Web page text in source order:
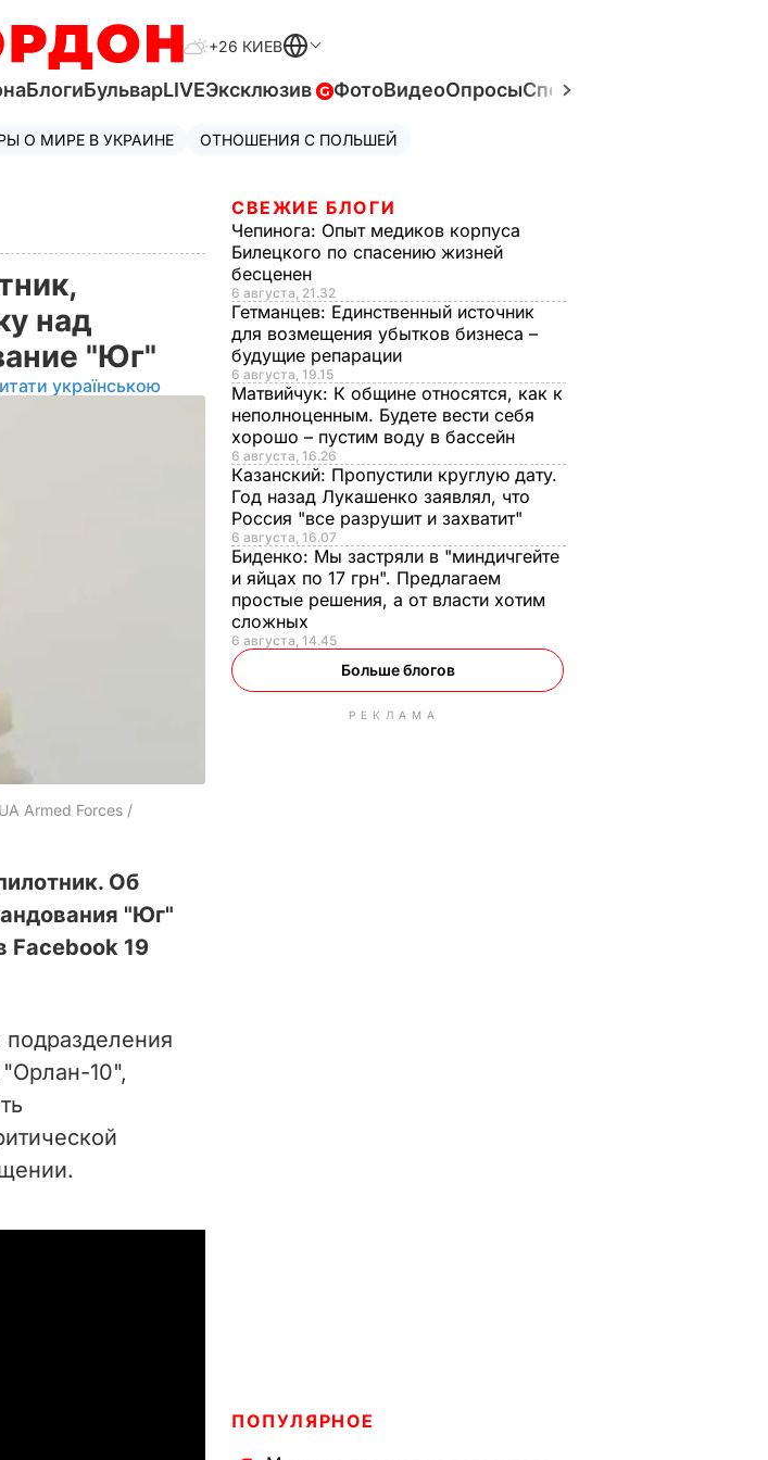
+26 КИЕВ
БлогиБульварLIVEЭксклюзив ФотоВидеоОпросыСпецпроекты
О МИРЕ В УКРАИНЕ ОТНОШЕНИЯ С ПОЛЬШЕЙ
над
"Юг"
українською
Armed Forces /
Об
"Юг"
Facebook 19
подразделения
10",
СВЕЖИЕ БЛОГИ
Чепинога: Опыт медиков корпуса
Билецкого по спасению жизней
бесценен
6 августа, 21.32
Гетманцев: Единственный источник
для возмещения убытков бизнеса –
будущие репарации
6 августа, 19.15
Матвийчук: К общине относятся, как к
неполноценным. Будете вести себя
хорошо – пустим воду в бассейн
6 августа, 16.26
Казанский: Пропустили круглую дату.
Год назад Лукашенко заявлял, что
Россия "все разрушит и захватит"
6 августа, 16.07
Биденко: Мы застряли в "миндичгейте
и яйцах по 17 грн". Предлагаем
простые решения, а от власти хотим
сложных
6 августа, 14.45
Больше блогов
РЕКЛАМА
ПОПУЛЯРНОЕ